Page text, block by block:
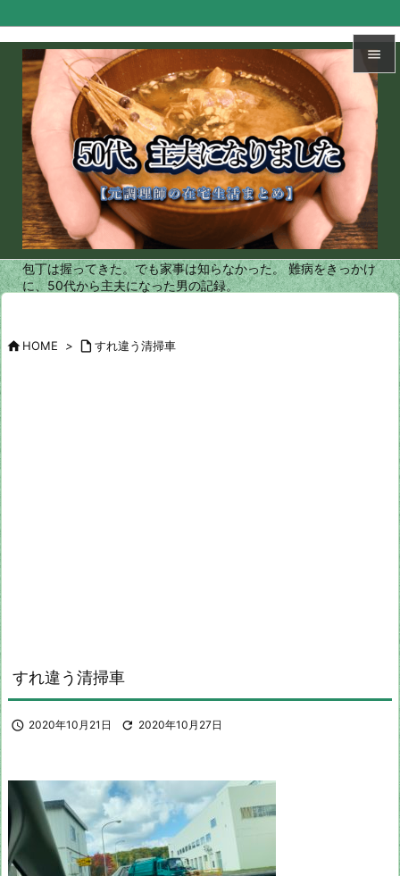


メニュ

サイド

前へ

次へ

検索
包丁は握ってきた。でも家事は知らなかった。 難病をきっかけ
に、50代から主夫になった男の記録。
HOME >  すれ違う清掃車
すれ違う清掃車
 2020年10月21日  2020年10月27日